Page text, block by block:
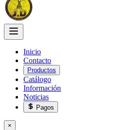
Inicio
Contacto
Productos
Catálogo
Información
Noticias
Pagos
×